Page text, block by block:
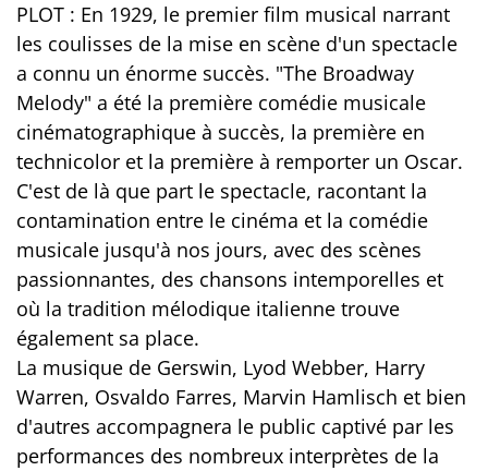
PLOT : En 1929, le premier film musical narrant
les coulisses de la mise en scène d'un spectacle
a connu un énorme succès. "The Broadway
Melody" a été la première comédie musicale
cinématographique à succès, la première en
technicolor et la première à remporter un Oscar.
C'est de là que part le spectacle, racontant la
contamination entre le cinéma et la comédie
musicale jusqu'à nos jours, avec des scènes
passionnantes, des chansons intemporelles et
où la tradition mélodique italienne trouve
également sa place.
La musique de Gerswin, Lyod Webber, Harry
Warren, Osvaldo Farres, Marvin Hamlisch et bien
d'autres accompagnera le public captivé par les
performances des nombreux interprètes de la